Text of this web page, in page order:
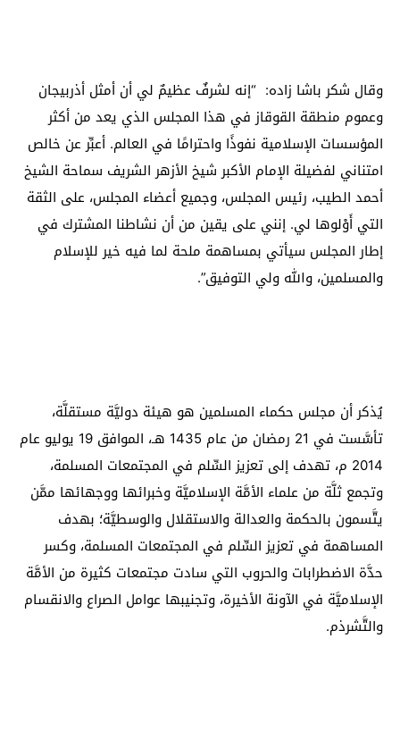
وقال شكر باشا زاده: “إنه لشرفٌ عظيمٌ لي أن أمثل أذربيجان
وعموم منطقة القوقاز في هذا المجلس الذي يعد من أكثر
المؤسسات الإسلامية نفوذًا واحترامًا في العالم. أعبِّر عن خالص
امتناني لفضيلة الإمام الأكبر شيخ الأزهر الشريف سماحة الشيخ
أحمد الطيب، رئيس المجلس، وجميع أعضاء المجلس، على الثقة
التي أَوْلوها لي. إنني على يقين من أن نشاطنا المشترك في
إطار المجلس سيأتي بمساهمة ملحة لما فيه خير للإسلام
والمسلمين، والله ولي التوفيق”.
يُذكر أن مجلس حكماء المسلمين هو هيئة دوليَّة مستقلَّة،
تأسَّست في 21 رمضان من عام 1435 هـ، الموافق 19 يوليو عام
2014 م، تهدف إلى تعزيز السِّلم في المجتمعات المسلمة،
وتجمع ثلَّة من علماء الأمَّة الإسلاميَّة وخبرائها ووجهائها ممَّن
يتَّسمون بالحكمة والعدالة والاستقلال والوسطيَّة؛ بهدف
المساهمة في تعزيز السِّلم في المجتمعات المسلمة، وكسر
حدَّة الاضطرابات والحروب التي سادت مجتمعات كثيرة من الأمَّة
الإسلاميَّة في الآونة الأخيرة، وتجنيبها عوامل الصراع والانقسام
والتَّشرذم.